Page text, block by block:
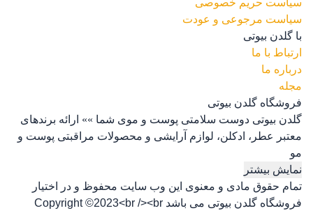
سیاست حریم خصوصی
سیاست مرجوعی و عودت
با گلدن بیوتی
ارتباط با ما
درباره ما
مجله
فروشگاه گلدن بیوتی
گلدن بیوتی دوست سلامتی پوست و موی شما »» ارائه برندهای
معتبر عطر، ادکلن، لوازم آرایشی و محصولات مراقبتی پوست و
مو
نمایش بیشتر
تمام حقوق مادی و معنوی این وب سایت محفوظ و در اختیار
فروشگاه گلدن بیوتی می باشد Copyright ©2023<br /><br